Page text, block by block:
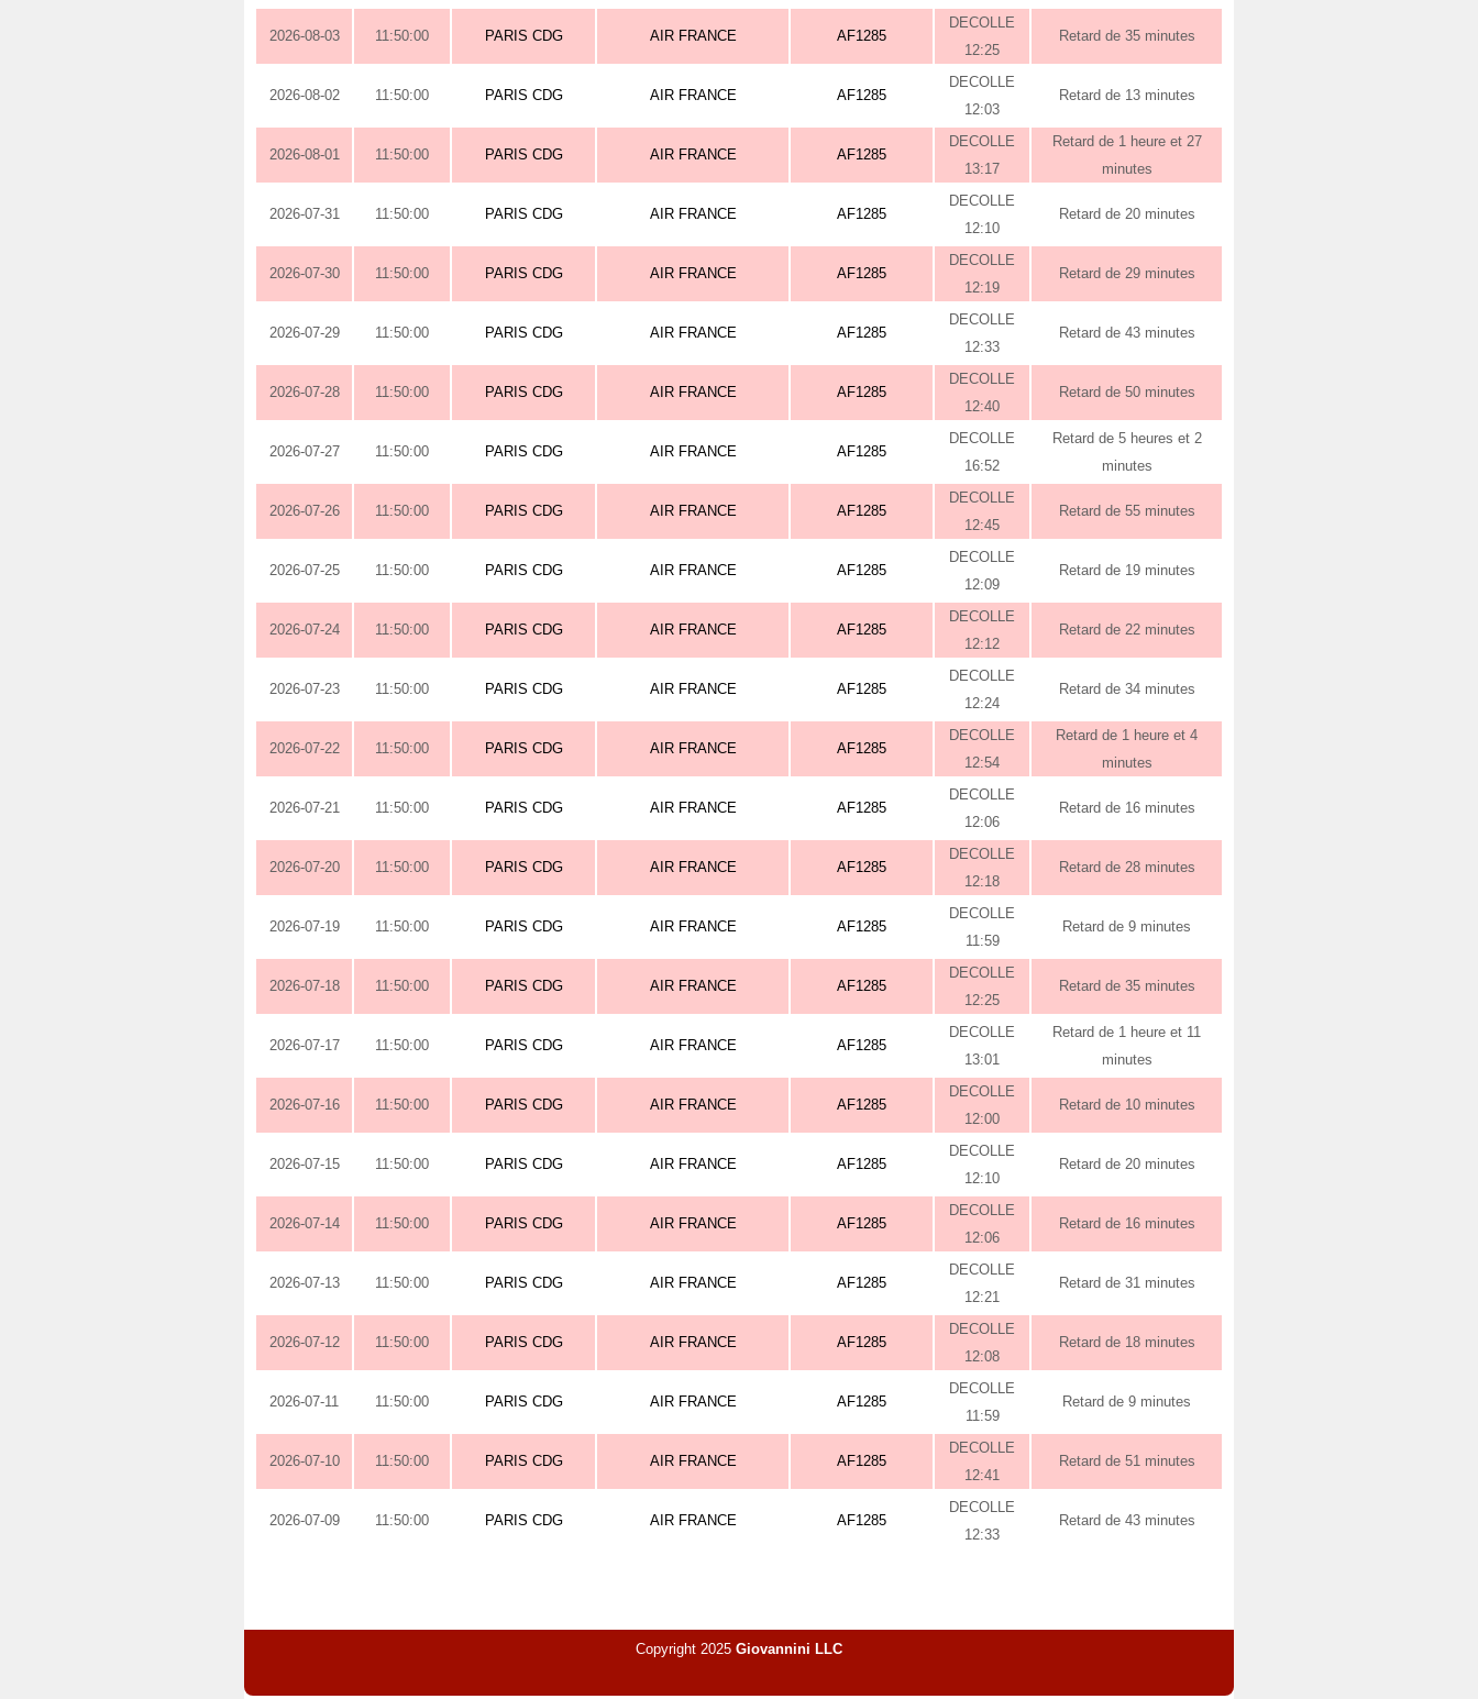
2026-08-03 11:50:00 PARIS CDG AIR FRANCE AF1285
DECOLLE
12:25
Retard de 35 minutes
2026-08-02 11:50:00 PARIS CDG AIR FRANCE AF1285
DECOLLE
12:03
Retard de 13 minutes
2026-08-01 11:50:00 PARIS CDG AIR FRANCE AF1285
DECOLLE
13:17
Retard de 1 heure et 27
minutes
2026-07-31 11:50:00 PARIS CDG AIR FRANCE AF1285
DECOLLE
12:10
Retard de 20 minutes
2026-07-30 11:50:00 PARIS CDG AIR FRANCE AF1285
DECOLLE
12:19
Retard de 29 minutes
2026-07-29 11:50:00 PARIS CDG AIR FRANCE AF1285
DECOLLE
12:33
Retard de 43 minutes
2026-07-28 11:50:00 PARIS CDG AIR FRANCE AF1285
DECOLLE
12:40
Retard de 50 minutes
2026-07-27 11:50:00 PARIS CDG AIR FRANCE AF1285
DECOLLE
16:52
Retard de 5 heures et 2
minutes
2026-07-26 11:50:00 PARIS CDG AIR FRANCE AF1285
DECOLLE
12:45
Retard de 55 minutes
2026-07-25 11:50:00 PARIS CDG AIR FRANCE AF1285
DECOLLE
12:09
Retard de 19 minutes
2026-07-24 11:50:00 PARIS CDG AIR FRANCE AF1285
DECOLLE
12:12
Retard de 22 minutes
2026-07-23 11:50:00 PARIS CDG AIR FRANCE AF1285
DECOLLE
12:24
Retard de 34 minutes
2026-07-22 11:50:00 PARIS CDG AIR FRANCE AF1285
DECOLLE
12:54
Retard de 1 heure et 4
minutes
2026-07-21 11:50:00 PARIS CDG AIR FRANCE AF1285
DECOLLE
12:06
Retard de 16 minutes
2026-07-20 11:50:00 PARIS CDG AIR FRANCE AF1285
DECOLLE
12:18
Retard de 28 minutes
2026-07-19 11:50:00 PARIS CDG AIR FRANCE AF1285
DECOLLE
11:59
Retard de 9 minutes
2026-07-18 11:50:00 PARIS CDG AIR FRANCE AF1285
DECOLLE
12:25
Retard de 35 minutes
2026-07-17 11:50:00 PARIS CDG AIR FRANCE AF1285
DECOLLE
13:01
Retard de 1 heure et 11
minutes
2026-07-16 11:50:00 PARIS CDG AIR FRANCE AF1285
DECOLLE
12:00
Retard de 10 minutes
2026-07-15 11:50:00 PARIS CDG AIR FRANCE AF1285
DECOLLE
12:10
Retard de 20 minutes
2026-07-14 11:50:00 PARIS CDG AIR FRANCE AF1285
DECOLLE
12:06
Retard de 16 minutes
2026-07-13 11:50:00 PARIS CDG AIR FRANCE AF1285
DECOLLE
12:21
Retard de 31 minutes
2026-07-12 11:50:00 PARIS CDG AIR FRANCE AF1285
DECOLLE
12:08
Retard de 18 minutes
2026-07-11 11:50:00 PARIS CDG AIR FRANCE AF1285
DECOLLE
11:59
Retard de 9 minutes
2026-07-10 11:50:00 PARIS CDG AIR FRANCE AF1285
DECOLLE
12:41
Retard de 51 minutes
2026-07-09 11:50:00 PARIS CDG AIR FRANCE AF1285
DECOLLE
12:33
Retard de 43 minutes
Copyright 2025 Giovannini LLC